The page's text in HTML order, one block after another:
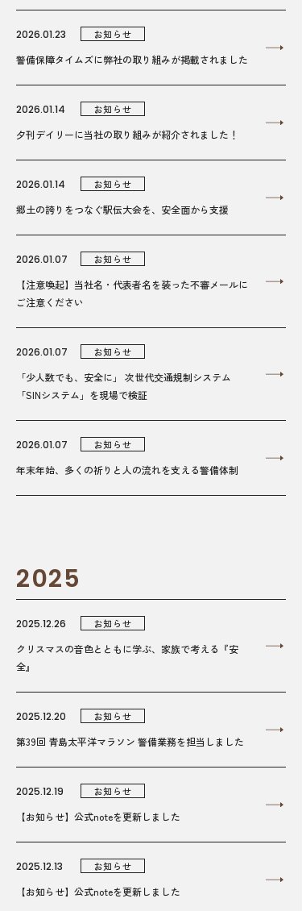
2026.01.23 お知らせ
警備保障タイムズに弊社の取り組みが掲載されました
2026.01.14 お知らせ
夕刊デイリーに当社の取り組みが紹介されました！
2026.01.14 お知らせ
郷土の誇りをつなぐ駅伝大会を、安全面から支援
2026.01.07 お知らせ
【注意喚起】当社名・代表者名を装った不審メールに
ご注意ください
2026.01.07 お知らせ
「少人数でも、安全に」 次世代交通規制システム
「SINシステム」を現場で検証
2026.01.07 お知らせ
年末年始、多くの祈りと人の流れを支える警備体制
2025
2025.12.26 お知らせ
クリスマスの音色とともに学ぶ、家族で考える『安
全』
2025.12.20 お知らせ
第39回 青島太平洋マラソン 警備業務を担当しました
2025.12.19 お知らせ
【お知らせ】公式noteを更新しました
2025.12.13 お知らせ
【お知らせ】公式noteを更新しました